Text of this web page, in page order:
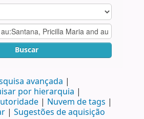
Buscar
avançada
por hierarquia
Nuvem de tags
Sugestões de aquisição